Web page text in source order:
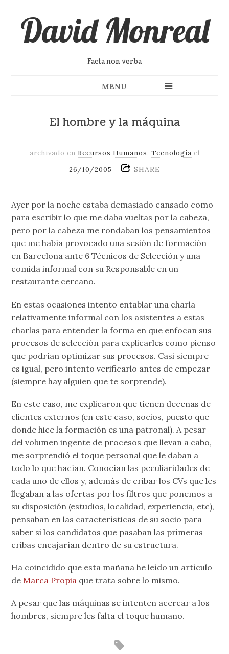
David Monreal
Facta non verba
MENU
El hombre y la máquina
archivado en Recursos Humanos, Tecnología el
26/10/2005
SHARE
Ayer por la noche estaba demasiado cansado como
para escribir lo que me daba vueltas por la cabeza,
pero por la cabeza me rondaban los pensamientos
que me había provocado una sesión de formación
en Barcelona ante 6 Técnicos de Selección y una
comida informal con su Responsable en un
restaurante cercano.
En estas ocasiones intento entablar una charla
relativamente informal con los asistentes a estas
charlas para entender la forma en que enfocan sus
procesos de selección para explicarles como pienso
que podrían optimizar sus procesos. Casi siempre
es igual, pero intento verificarlo antes de empezar
(siempre hay alguien que te sorprende).
En este caso, me explicaron que tienen decenas de
clientes externos (en este caso, socios, puesto que
donde hice la formación es una patronal). A pesar
del volumen ingente de procesos que llevan a cabo,
me sorprendió el toque personal que le daban a
todo lo que hacían. Conocían las peculiaridades de
cada uno de ellos y, además de cribar los CVs que les
llegaban a las ofertas por los filtros que ponemos a
su disposición (estudios, localidad, experiencia, etc),
pensaban en las características de su socio para
saber si los candidatos que pasaban las primeras
cribas encajarían dentro de su estructura.
Ha coincidido que esta mañana he leído un artículo
deMarca Propia que trata sobre lo mismo.
A pesar que las máquinas se intenten acercar a los
hombres, siempre les falta el toque humano.